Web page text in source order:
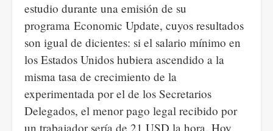
estudio durante una emisión de su
programa Economic Update, cuyos resultados
son igual de dicientes: si el salario mínimo en
los Estados Unidos hubiera ascendido a la
misma tasa de crecimiento de la
experimentada por el de los Secretarios
Delegados, el menor pago legal recibido por
un trabajador sería de 21 USD la hora. Hoy